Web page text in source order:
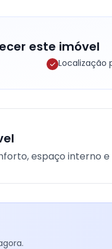
este imóvel
Localização
espaço interno e